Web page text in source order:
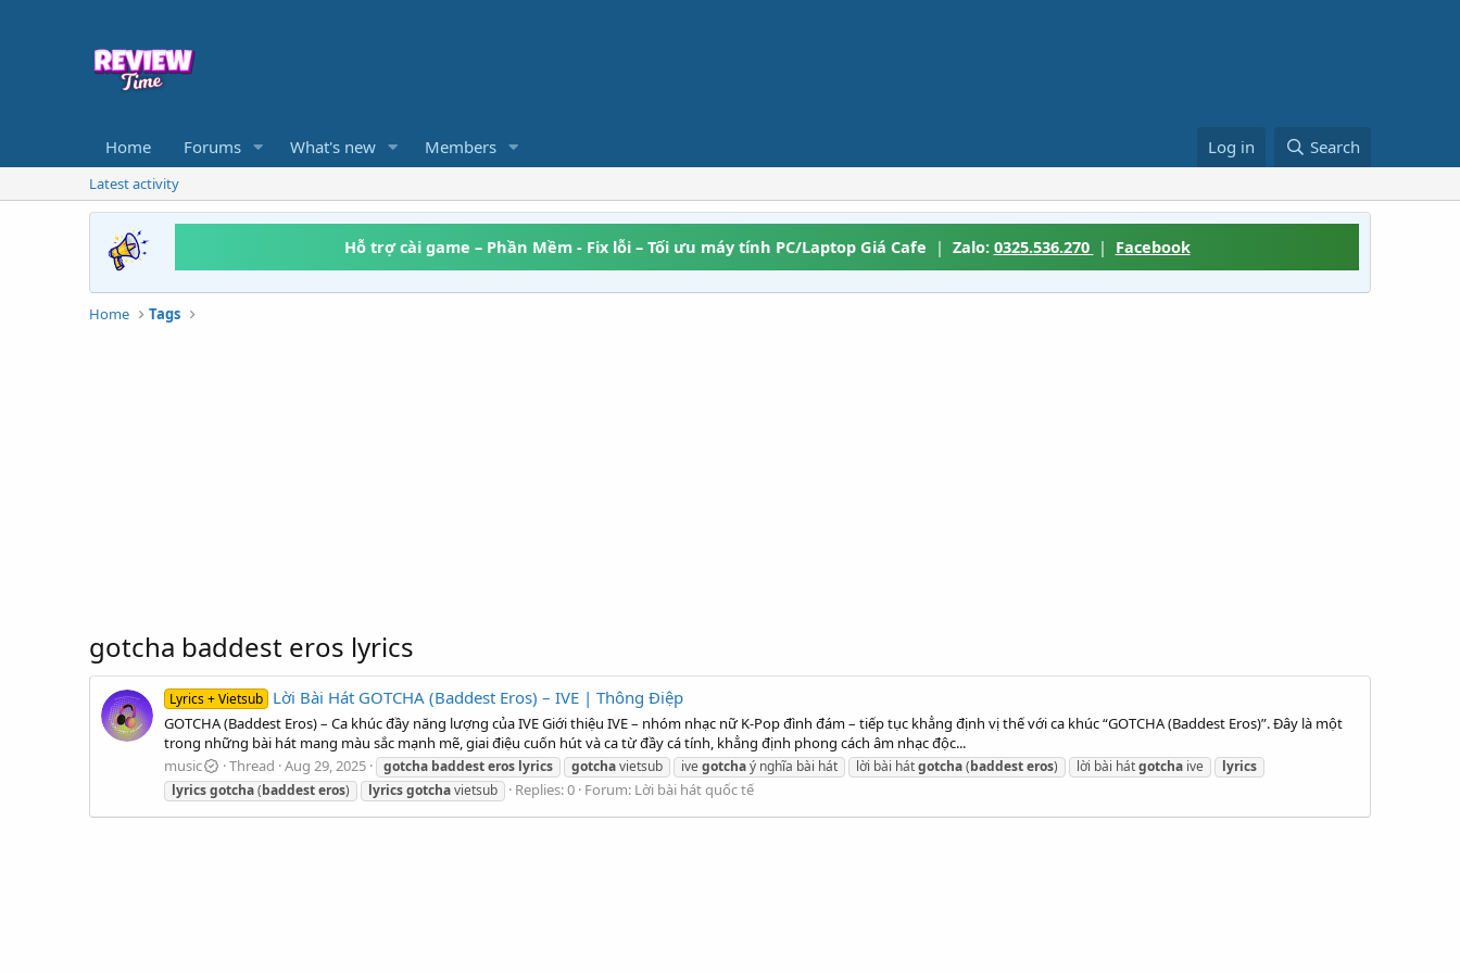
Home Forums What's new Members Log in Search
Latest activity
Hỗ trợ cài game – Phần Mềm - Fix lỗi – Tối ưu máy tính PC/Laptop Giá Cafe | Zalo: 0325.536.270 | Facebook
Home Tags
gotcha baddest eros lyrics
Lyrics + Vietsub Lời Bài Hát GOTCHA (Baddest Eros) – IVE | Thông Điệp
GOTCHA (Baddest Eros) – Ca khúc đầy năng lượng của IVE Giới thiệu IVE – nhóm nhạc nữ K-Pop đình đám – tiếp tục khẳng định vị thế với ca khúc “GOTCHA (Baddest Eros)”. Đây là một
trong những bài hát mang màu sắc mạnh mẽ, giai điệu cuốn hút và ca từ đầy cá tính, khẳng định phong cách âm nhạc độc...
music
Thread Aug 29, 2025 gotcha baddesteros lyrics gotchavietsub ivegotchaý nghĩa bài hát lời bài hátgotcha(baddesteros) lời bài hátgotcha ive
lyrics
lyricsgotcha(baddesteros) lyricsgotchavietsub Replies: 0 Forum: Lời bài hát quốc tế